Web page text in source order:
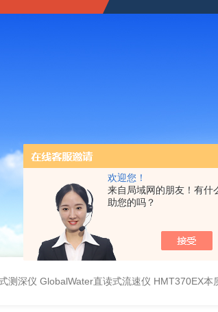
欢迎您！
来自局域网的朋友！有什
助您的吗？
测深仪 GlobalWater直读式流速仪 HMT370EX本质安全型温湿